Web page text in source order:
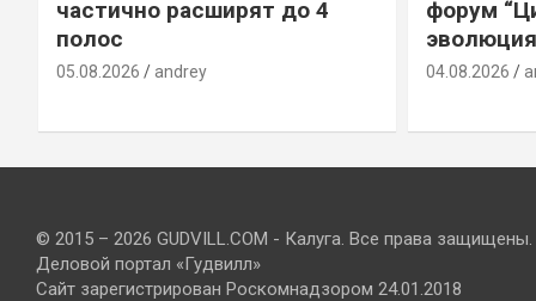
частично расширят до 4
полос
05.08.2026 andrey
форум
04.08.2026
© 2015 – 2026 GUDVILL.COM - Калуга. Все права защищены.
Деловой портал «Гудвилл»
Сайт зарегистрирован Роскомнадзором 24.01.2018